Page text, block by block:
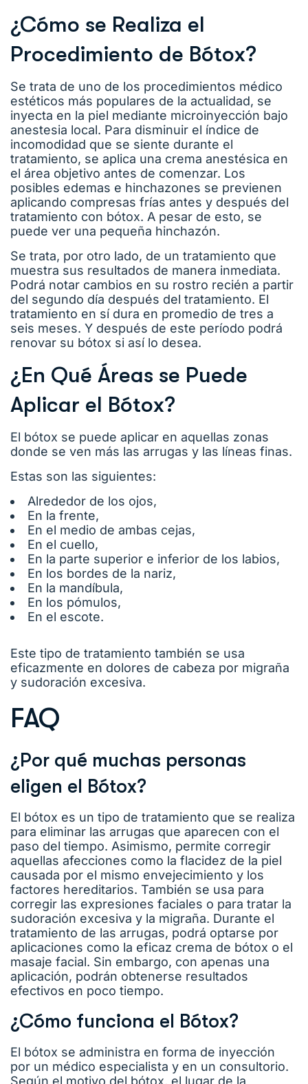
¿Cómo se Realiza el
Procedimiento de Bótox?
Se trata de uno de los procedimientos médico
estéticos más populares de la actualidad, se
inyecta en la piel mediante microinyección bajo
anestesia local. Para disminuir el índice de
incomodidad que se siente durante el
tratamiento, se aplica una crema anestésica en
el área objetivo antes de comenzar. Los
posibles edemas e hinchazones se previenen
aplicando compresas frías antes y después del
tratamiento con bótox. A pesar de esto, se
puede ver una pequeña hinchazón.
Se trata, por otro lado, de un tratamiento que
muestra sus resultados de manera inmediata.
Podrá notar cambios en su rostro recién a partir
del segundo día después del tratamiento. El
tratamiento en sí dura en promedio de tres a
seis meses. Y después de este período podrá
renovar su bótox si así lo desea.
¿En Qué Áreas se Puede
Aplicar el Bótox?
El bótox se puede aplicar en aquellas zonas
donde se ven más las arrugas y las líneas finas.
Estas son las siguientes:
Alrededor de los ojos,
En la frente,
En el medio de ambas cejas,
En el cuello,
En la parte superior e inferior de los labios,
En los bordes de la nariz,
En la mandíbula,
En los pómulos,
En el escote.
Este tipo de tratamiento también se usa
eficazmente en dolores de cabeza por migraña
y sudoración excesiva.
FAQ
¿Por qué muchas personas
eligen el Bótox?
El bótox es un tipo de tratamiento que se realiza
para eliminar las arrugas que aparecen con el
paso del tiempo. Asimismo, permite corregir
aquellas afecciones como la flacidez de la piel
causada por el mismo envejecimiento y los
factores hereditarios. También se usa para
corregir las expresiones faciales o para tratar la
sudoración excesiva y la migraña. Durante el
tratamiento de las arrugas, podrá optarse por
aplicaciones como la eficaz crema de bótox o el
masaje facial. Sin embargo, con apenas una
aplicación, podrán obtenerse resultados
efectivos en poco tiempo.
¿Cómo funciona el Bótox?
El bótox se administra en forma de inyección
por un médico especialista y en un consultorio.
Según el motivo del bótox, el lugar de la